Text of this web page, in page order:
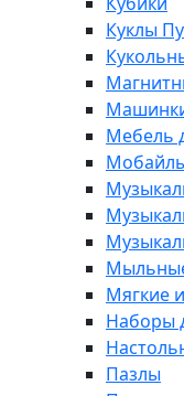
Куклы
Мебель
Мягкие
Наборы
Пазлы